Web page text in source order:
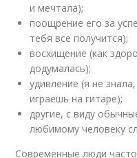
и мечтала);
поощрение его за
тебя все получится);
восхищение (как
додумалась);
удивление (я не
играешь на гитаре);
другие, с виду
любимому человеку
Современные люди